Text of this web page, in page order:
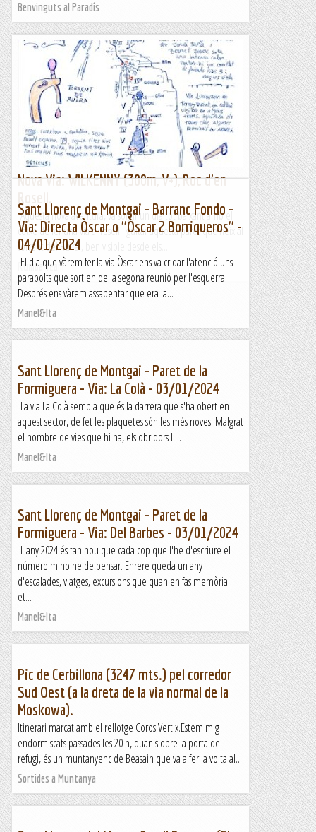
Benvinguts al Paradís
Nova Via: WILKENNY (300m, V+), Roc d'en
Aquesta nova aventura, va sorgir un dia tot baixant amb el
cotxe de fer una via al rosell i guitar aquesta paret que neix al
torrent del Ruira , ben visible desde els...
Rumba Team
Sant Llorenç de Montgai - Barranc Fondo -
Via: Directa Òscar o "Òscar 2 Borriqueros" -
04/01/2024
El dia que vàrem fer la via Òscar ens va cridar l'atenció uns
parabolts que sortien de la segona reunió per l'esquerra.
Després ens vàrem assabentar que era la...
Manel&Ita
Sant Llorenç de Montgai - Paret de la
Formiguera - Via: La Colà - 03/01/2024
La via La Colà sembla que és la darrera que s'ha obert en
aquest sector, de fet les plaquetes són les més noves. Malgrat
el nombre de vies que hi ha, els obridors li...
Manel&Ita
Sant Llorenç de Montgai - Paret de la
Formiguera - Via: Del Barbes - 03/01/2024
L'any 2024 és tan nou que cada cop que l'he d'escriure el
número m'ho he de pensar. Enrere queda un any
d'escalades, viatges, excursions que quan en fas memòria
et...
Manel&Ita
Pic de Cerbillona (3247 mts.) pel corredor
Sud Oest (a la dreta de la via normal de la
Moskowa).
Itinerari marcat amb el rellotge Coros Vertix.Estem mig
endormiscats passades les 20 h, quan s'obre la porta del
refugi, és un muntanyenc de Beasain que va a fer la volta al...
Sortides a Muntanya